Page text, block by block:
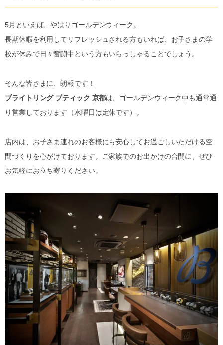
5月といえば、やはりゴールデンウィーク。
長期休暇を利用してリフレッシュされる方もいれば、お子さまの学
校が休みで日々奮闘中という方もいらっしゃることでしょう。
そんな皆さまに、朗報です！
ブライトリング ブティック 京都は、ゴールデンウィーク中も通常通
り営業しております（水曜日は定休です）。
店内は、お子さま連れのお客様にも安心してお過ごしいただける空
間づくりを心がけております。ご家族でのお出かけの合間に、ぜひ
お気軽にお立ち寄りください。